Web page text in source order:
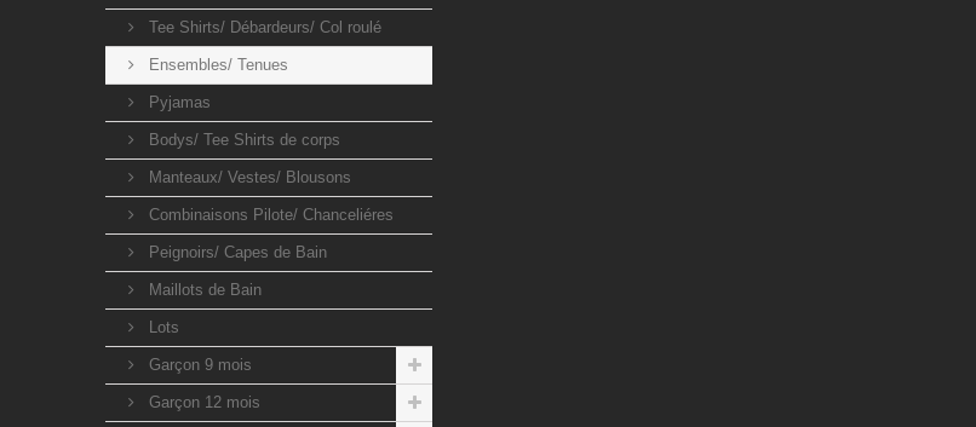
Tee Shirts/ Débardeurs/ Col roulé
Ensembles/ Tenues
Pyjamas
Bodys/ Tee Shirts de corps
Manteaux/ Vestes/ Blousons
Combinaisons Pilote/ Chanceliéres
Peignoirs/ Capes de Bain
Maillots de Bain
Lots
Garçon 9 mois
Garçon 12 mois